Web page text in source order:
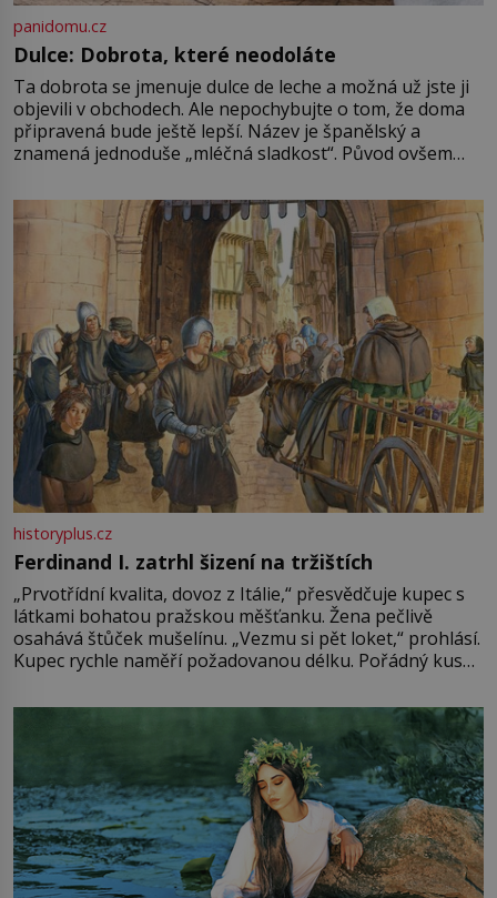
panidomu.cz
Dulce: Dobrota, které neodoláte
Ta dobrota se jmenuje dulce de leche a možná už jste ji
objevili v obchodech. Ale nepochybujte o tom, že doma
připravená bude ještě lepší. Název je španělský a
znamená jednoduše „mléčná sladkost“. Původ ovšem
pře hned několik latinskoamerických zemí a k tomu
Francie, kde se traduje,
historyplus.cz
Ferdinand I. zatrhl šizení na tržištích
„Prvotřídní kvalita, dovoz z Itálie,“ přesvědčuje kupec s
látkami bohatou pražskou měšťanku. Žena pečlivě
osahává štůček mušelínu. „Vezmu si pět loket,“ prohlásí.
Kupec rychle naměří požadovanou délku. Pořádný kus
milostpaní. Stačí jenom na sukni,“ zhodnotí švadlena
množství růžového mušelínu. „Ošidili vás, podívejte.“